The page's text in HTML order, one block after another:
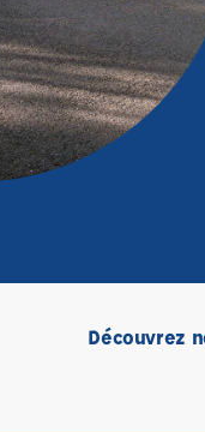
Découvrez